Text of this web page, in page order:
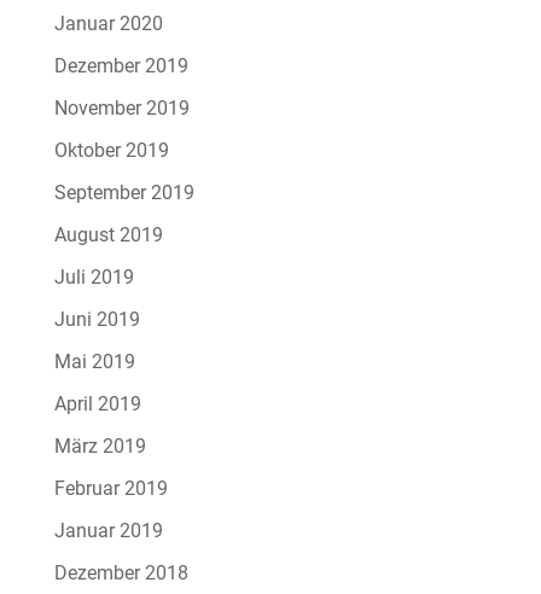
Januar 2020
Dezember 2019
November 2019
Oktober 2019
September 2019
August 2019
Juli 2019
Juni 2019
Mai 2019
April 2019
März 2019
Februar 2019
Januar 2019
Dezember 2018